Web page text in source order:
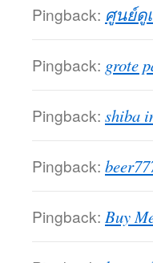
Pingback: ศูนย์ดู
Pingback: grote
Pingback: shiba
Pingback:
Pingback: Buy